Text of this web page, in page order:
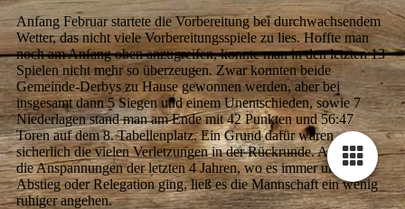
Anfang Februar startete die Vorbereitung bei durchwachsendem
Wetter, das nicht viele Vorbereitungsspiele zu lies. Hoffte man
noch am Anfang oben anzugreifen, konnte man in den letzten 13
Spielen nicht mehr so überzeugen. Zwar konnten beide
Gemeinde-Derbys zu Hause gewonnen werden, aber bei
insgesamt dann 5 Siegen und einem Unentschieden, sowie 7
Niederlagen stand man am Ende mit 42 Punkten und 56:47
Toren auf dem 8. Tabellenplatz. Ein Grund dafür waren
sicherlich die vielen Verletzungen in der Rückrunde. Aber auch
die Anspannungen der letzten 4 Jahren, wo es immer um Auf,
Abstieg oder Relegation ging, ließ es die Mannschaft ein wenig
ruhiger angehen.